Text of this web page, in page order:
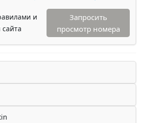
и
Запросить
просмотр номера